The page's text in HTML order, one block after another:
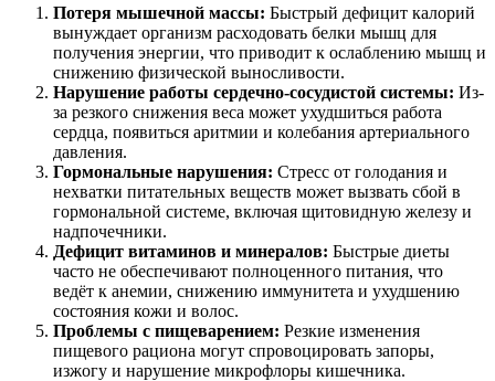
Потеря мышечной массы: Быстрый дефицит калорий
вынуждает организм расходовать белки мышц для
получения энергии, что приводит к ослаблению мышц и
снижению физической выносливости.
Нарушение работы сердечно-сосудистой системы: Из-
за резкого снижения веса может ухудшиться работа
сердца, появиться аритмии и колебания артериального
давления.
Гормональные нарушения: Стресс от голодания и
нехватки питательных веществ может вызвать сбой в
гормональной системе, включая щитовидную железу и
надпочечники.
Дефицит витаминов и минералов: Быстрые диеты
часто не обеспечивают полноценного питания, что
ведёт к анемии, снижению иммунитета и ухудшению
состояния кожи и волос.
Проблемы с пищеварением: Резкие изменения
пищевого рациона могут спровоцировать запоры,
изжогу и нарушение микрофлоры кишечника.